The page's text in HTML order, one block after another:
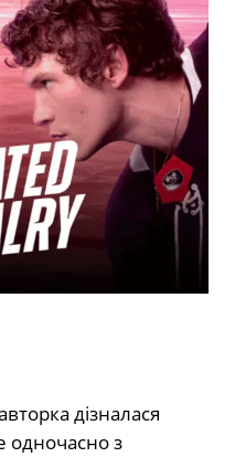
дізналася
одночасно з